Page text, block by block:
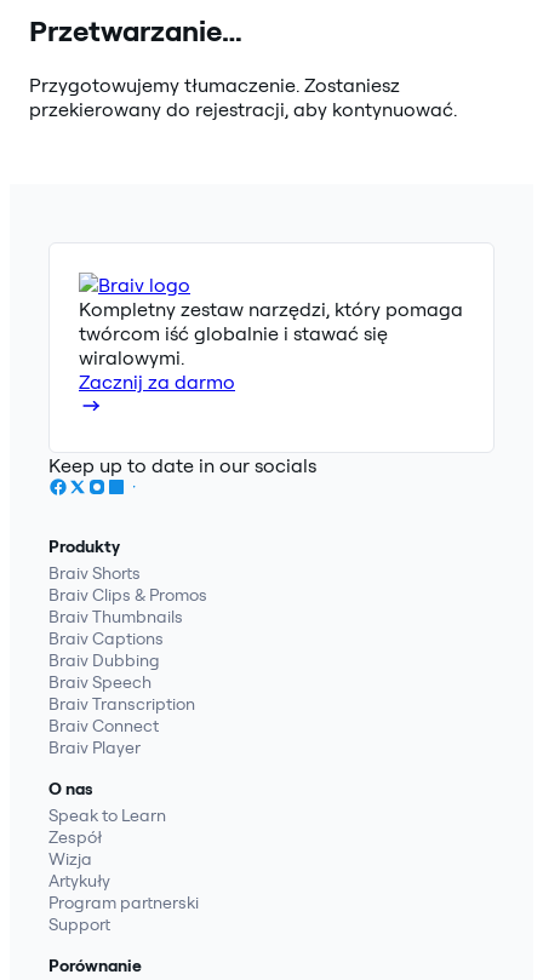
Przetwarzanie…
Przygotowujemy tłumaczenie. Zostaniesz
przekierowany do rejestracji, aby kontynuować.
Kompletny zestaw narzędzi, który pomaga
twórcom iść globalnie i stawać się
wiralowymi.
Zacznij za darmo
Keep up to date in our socials
Produkty
Braiv Shorts
Braiv Clips & Promos
Braiv Thumbnails
Braiv Captions
Braiv Dubbing
Braiv Speech
Braiv Transcription
Braiv Connect
Braiv Player
O nas
Speak to Learn
Zespół
Wizja
Artykuły
Program partnerski
Support
Porównanie